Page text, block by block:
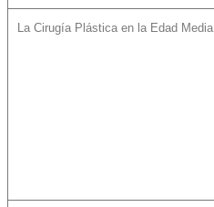
La Cirugía Plástica en la Edad Media